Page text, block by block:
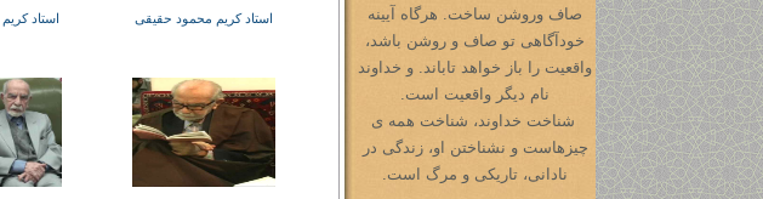
صاف وروشن ساخت. هرگاه آیینه
خودآگاهی تو صاف و روشن باشد،
واقعیت را باز خواهد تاباند. و خداوند
نام دیگر واقعیت است.
شناخت خداوند، شناخت همه ی
چیزهاست و نشناختن او، زندگی در
نادانی، تاریکی و مرگ است.
استاد کریم محمود حقیقی استاد